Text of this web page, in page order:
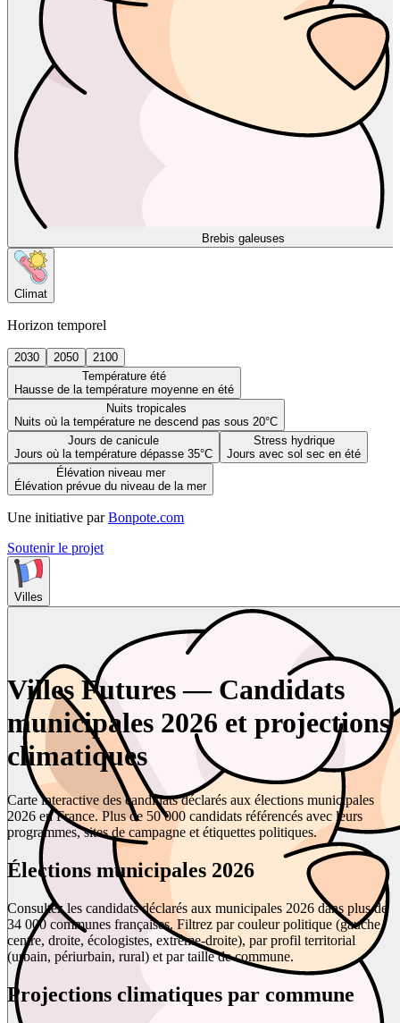
Brebis galeuses
Climat
Horizon temporel
2030 2050
2100
Température été
Hausse de la température moyenne en été
Nuits tropicales
Nuits où la température ne descend pas sous 20°C
Jours de canicule
Jours où la température dépasse 35°C
Stress hydrique
Jours avec sol sec en été
Élévation niveau mer
Élévation prévue du niveau de la mer
Une initiative par Bonpote.com
Soutenir le projet
Villes
Villes Futures — Candidats
municipales 2026 et projections
climatiques
Carte interactive des candidats déclarés aux élections municipales
2026 en France. Plus de 50 000 candidats référencés avec leurs
programmes, sites de campagne et étiquettes politiques.
Élections municipales 2026
Consultez les candidats déclarés aux municipales 2026 dans plus de
34 000 communes françaises. Filtrez par couleur politique (gauche,
centre, droite, écologistes, extrême-droite), par profil territorial
(urbain, périurbain, rural) et par taille de commune.
Projections climatiques par commune